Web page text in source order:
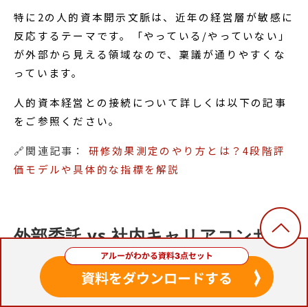
特に2の人的資本開示文脈は、近年の経営層が敏感に
反応するテーマです。「やっている/やっていない」
が外部から見える領域なので、稟議が通りやすくな
っています。
人的資本経営との接続について詳しくは以下の記事
をご参照ください。
🔗関連記事：
研修効果測定のやり方とは？4段階評
価モデルや具体的な指標を解説
外部委託 vs 社内キャリアコンサル
タント育成——判断軸と助成金活用
キャリアコンサルタントの手配は、外部委託と社内